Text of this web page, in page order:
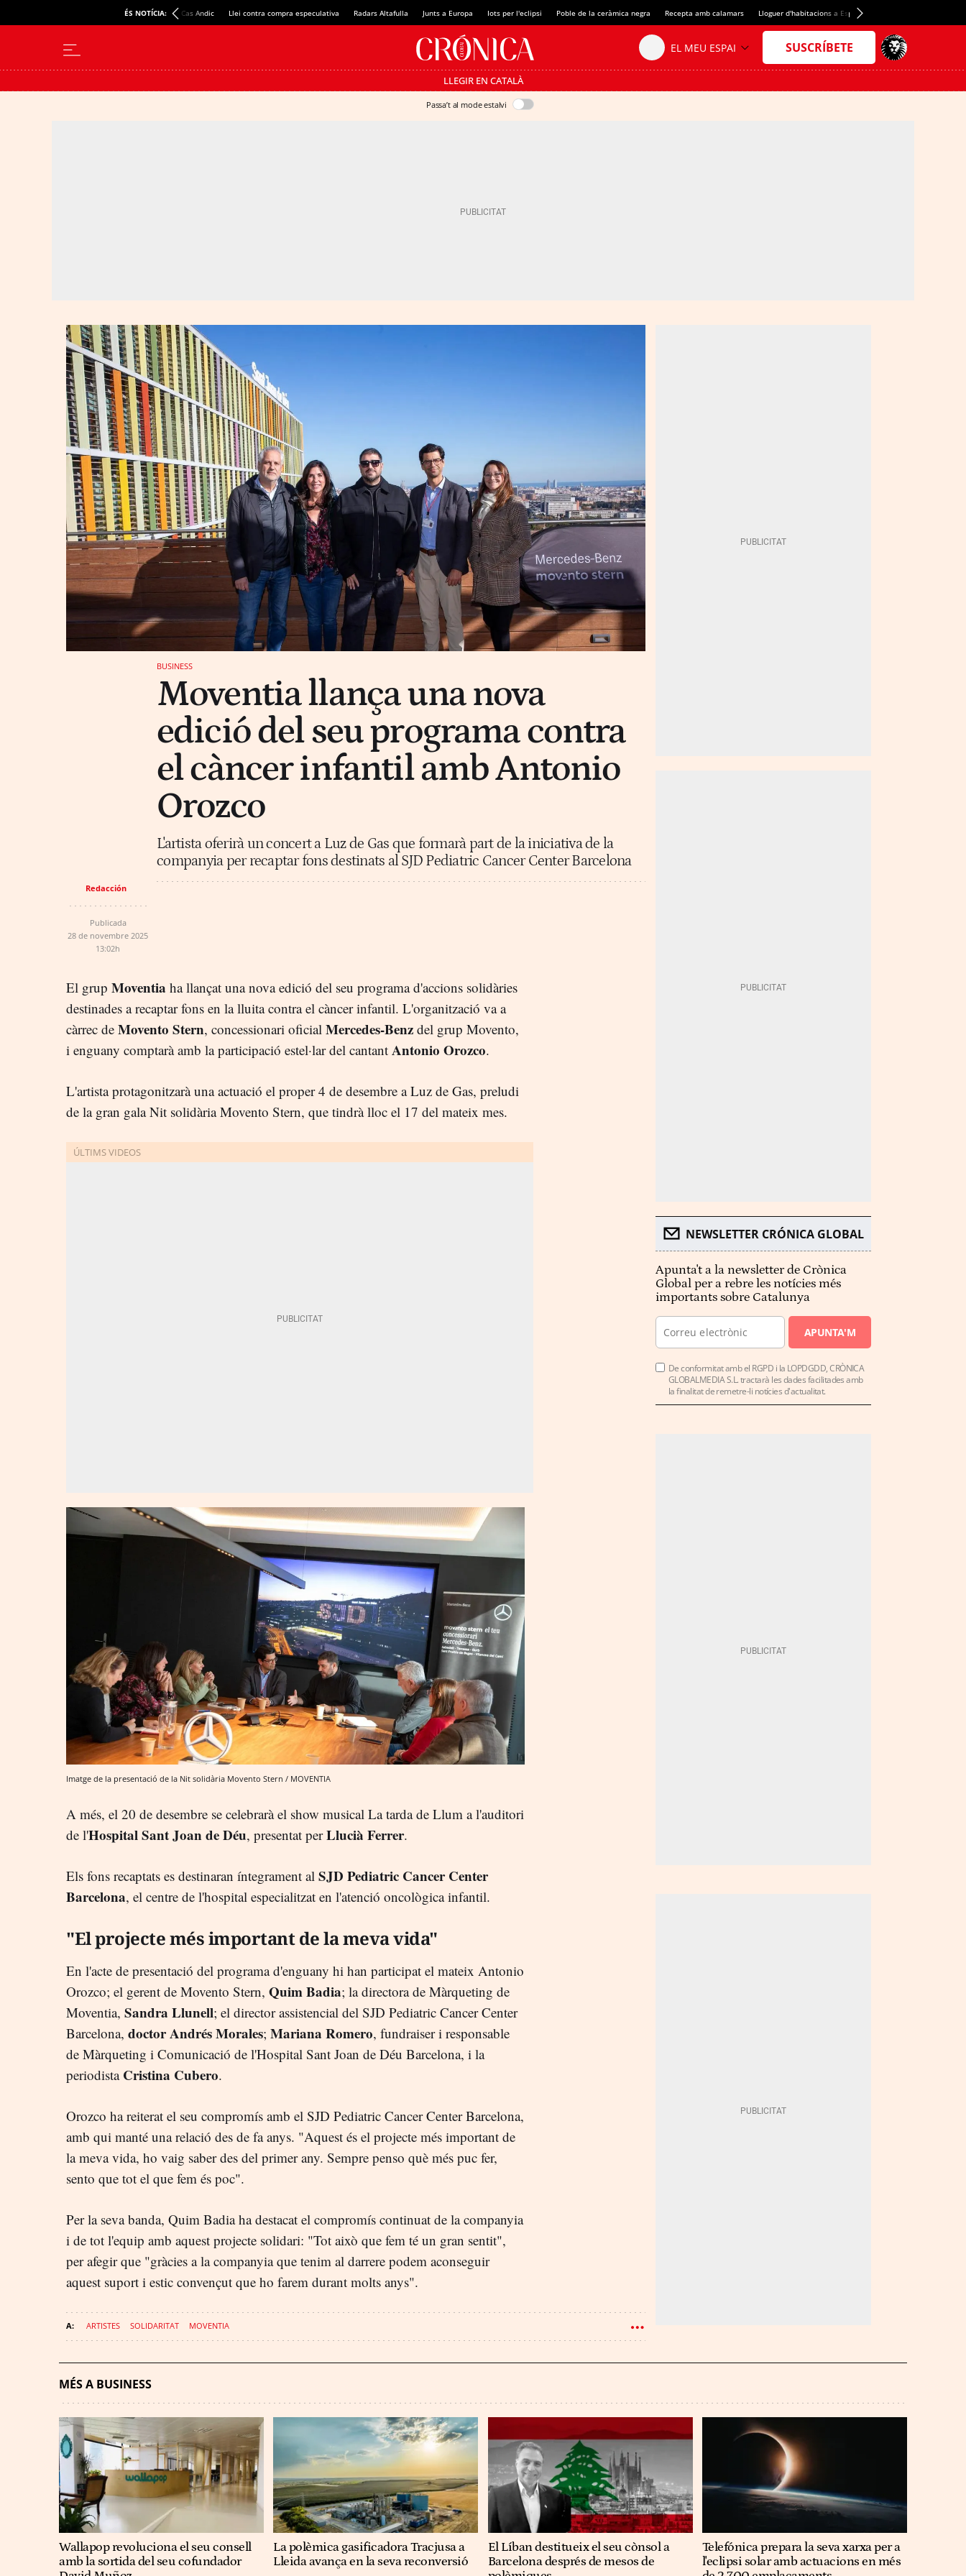
ÉS NOTÍCIA: Cas Andic Llei contra compra especulativa Radars Altafulla Junts a Europa Iots per l'eclipsi Poble de la ceràmica negra Recepta amb calamars Lloguer d'habitacions a Espanya
LLEGIR EN CATALÀ
Passa’t al mode estalvi
BUSINESS
Moventia llança una nova
edició del seu programa contra
el càncer infantil amb Antonio
Orozco
L'artista oferirà un concert a Luz de Gas que formarà part de la iniciativa de la
companyia per recaptar fons destinats al SJD Pediatric Cancer Center Barcelona
Redacción
Publicada
28 de novembre 2025
13:02h
El grup Moventia ha llançat una nova edició del seu programa d'accions solidàries
destinades a recaptar fons en la lluita contra el càncer infantil. L'organització va a
càrrec de Movento Stern, concessionari oficial Mercedes-Benz del grup Movento,
i enguany comptarà amb la participació estel·lar del cantant Antonio Orozco.
L'artista protagonitzarà una actuació el proper 4 de desembre a Luz de Gas, preludi
de la gran gala Nit solidària Movento Stern, que tindrà lloc el 17 del mateix mes.
Imatge de la presentació de la Nit solidària Movento Stern / MOVENTIA
A més, el 20 de desembre se celebrarà el show musical La tarda de Llum a l'auditori
de l'Hospital Sant Joan de Déu, presentat perLlucià Ferrer.
Els fons recaptats es destinaran íntegrament al SJD Pediatric Cancer Center
Barcelona, el centre de l'hospital especialitzat en l'atenció oncològica infantil.
"El projecte més important de la meva vida"
En l'acte de presentació del programa d'enguany hi han participat el mateix Antonio
Orozco; el gerent de Movento Stern, Quim Badia; la directora de Màrqueting de
Moventia, Sandra Llunell; el director assistencial del SJD Pediatric Cancer Center
Barcelona, doctor Andrés Morales; Mariana Romero, fundraiser i responsable
de Màrqueting i Comunicació de l'Hospital Sant Joan de Déu Barcelona, i la
periodista Cristina Cubero.
Orozco ha reiterat el seu compromís amb el SJD Pediatric Cancer Center Barcelona,
amb qui manté una relació des de fa anys. "Aquest és el projecte més important de
la meva vida, ho vaig saber des del primer any. Sempre penso què més puc fer,
sento que tot el que fem és poc".
Per la seva banda, Quim Badia ha destacat el compromís continuat de la companyia
i de tot l'equip amb aquest projecte solidari: "Tot això que fem té un gran sentit",
per afegir que "gràcies a la companyia que tenim al darrere podem aconseguir
aquest suport i estic convençut que ho farem durant molts anys".
ARTISTES SOLIDARITAT MOVENTIA
NEWSLETTER CRÓNICA GLOBAL
Apunta't a la newsletter de Crònica
Global per a rebre les notícies més
importants sobre Catalunya
APUNTA'M
De conformitat amb el RGPD i la LOPDGDD, CRÒNICA
GLOBALMEDIA S.L. tractarà les dades facilitades amb
la finalitat de remetre-li notícies d'actualitat.
MÉS A BUSINESS
Wallapop revoluciona el seu consell
amb la sortida del seu cofundador
La polèmica gasificadora Tracjusa a
Lleida avança en la seva reconversió
El Líban destitueix el seu cònsol a
Barcelona després de mesos de
Telefónica prepara la seva xarxa per a
l'eclipsi solar amb actuacions en més